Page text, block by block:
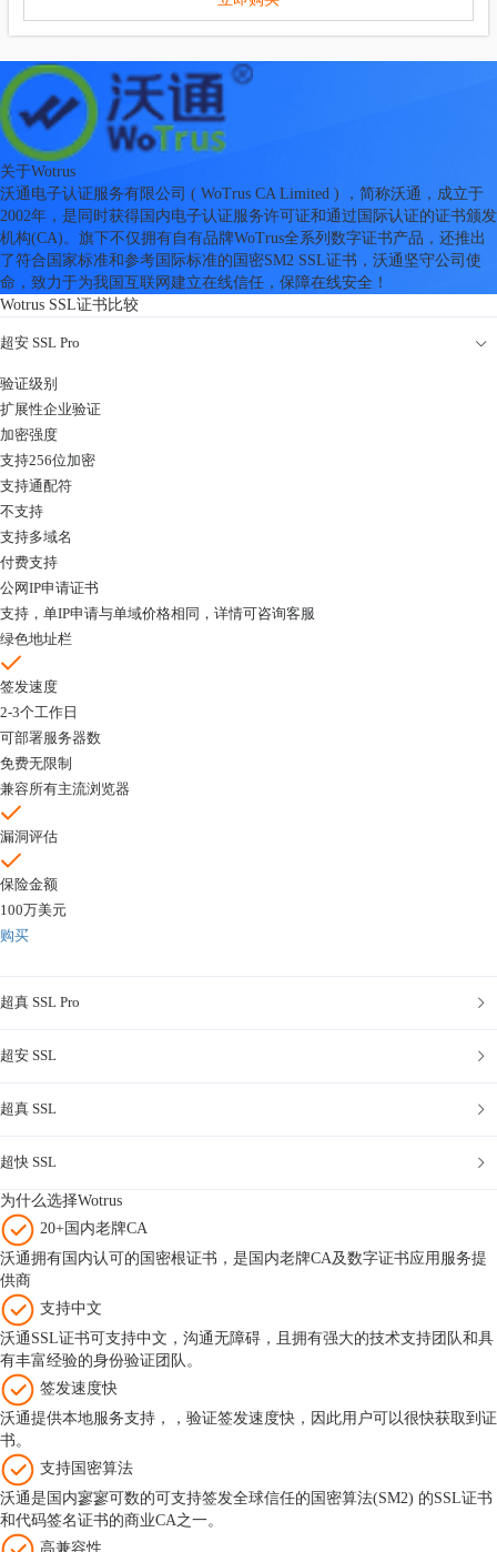
关于Wotrus
沃通电子认证服务有限公司 ( WoTrus CA Limited ) ，简称沃通，成立于
2002年，是同时获得国内电子认证服务许可证和通过国际认证的证书颁发
机构(CA)。旗下不仅拥有自有品牌WoTrus全系列数字证书产品，还推出
了符合国家标准和参考国际标准的国密SM2 SSL证书，沃通坚守公司使
命，致力于为我国互联网建立在线信任，保障在线安全！
Wotrus SSL证书比较
超安 SSL Pro
验证级别
扩展性企业验证
加密强度
支持256位加密
支持通配符
不支持
支持多域名
付费支持
公网IP申请证书
支持，单IP申请与单域价格相同，详情可咨询客服
绿色地址栏
签发速度
2-3个工作日
可部署服务器数
免费无限制
兼容所有主流浏览器
漏洞评估
保险金额
100万美元
购买
超真 SSL Pro
超安 SSL
超真 SSL
超快 SSL
为什么选择Wotrus
20+国内老牌CA
沃通拥有国内认可的国密根证书，是国内老牌CA及数字证书应用服务提
供商
支持中文
沃通SSL证书可支持中文，沟通无障碍，且拥有强大的技术支持团队和具
有丰富经验的身份验证团队。
签发速度快
沃通提供本地服务支持，，验证签发速度快，因此用户可以很快获取到证
书。
支持国密算法
沃通是国内寥寥可数的可支持签发全球信任的国密算法(SM2) 的SSL证书
和代码签名证书的商业CA之一。
高兼容性